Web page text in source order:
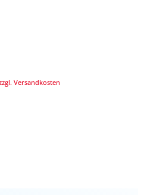
Versandkosten